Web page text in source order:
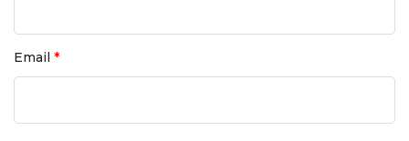
Email *